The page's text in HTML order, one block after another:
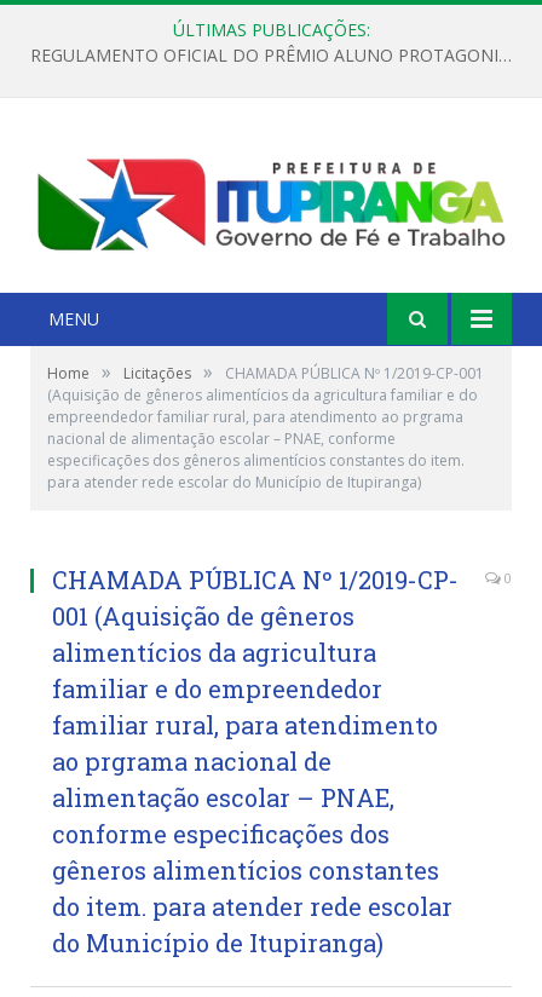
ÚLTIMAS PUBLICAÇÕES:
REGULAMENTO OFICIAL DO PRÊMIO ALUNO PROTAGONISTA – EDIÇÃO 2026
MENU
Home » Licitações »
CHAMADA PÚBLICA Nº 1/2019-CP-001
(Aquisição de gêneros alimentícios da agricultura familiar e do
empreendedor familiar rural, para atendimento ao prgrama
nacional de alimentação escolar – PNAE, conforme
especificações dos gêneros alimentícios constantes do item.
para atender rede escolar do Município de Itupiranga)
CHAMADA PÚBLICA Nº 1/2019-CP-
001 (Aquisição de gêneros
alimentícios da agricultura
familiar e do empreendedor
familiar rural, para atendimento
ao prgrama nacional de
alimentação escolar – PNAE,
conforme especificações dos
gêneros alimentícios constantes
do item. para atender rede escolar
do Município de Itupiranga)
0